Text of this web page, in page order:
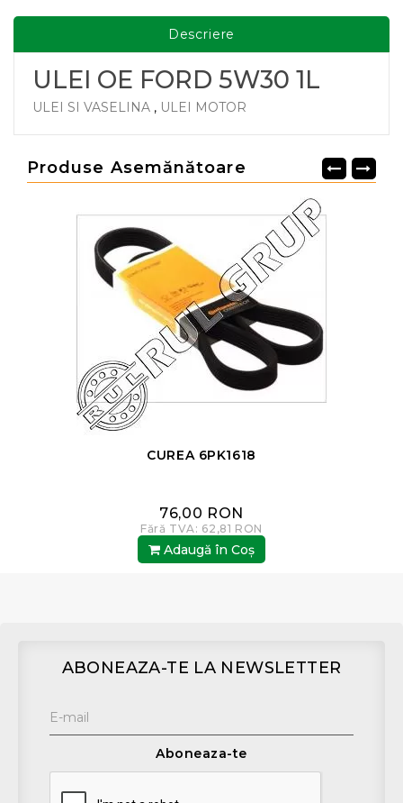
Descriere
ULEI OE FORD 5W30 1L
ULEI SI VASELINA , ULEI MOTOR
Produse Asemănătoare
CUREA 6PK1618
76,00 RON
Fără TVA: 62,81 RON
Adaugă în Coş
ABONEAZA-TE LA NEWSLETTER
Aboneaza-te